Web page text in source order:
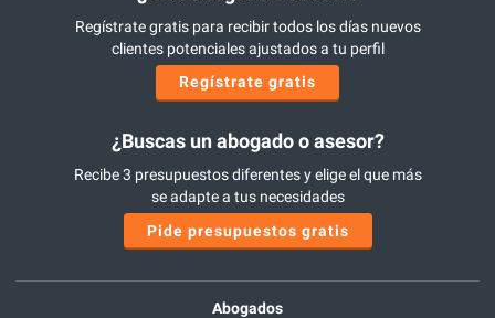
Regístrate gratis para recibir todos los días nuevos
clientes potenciales ajustados a tu perfil
Regístrate gratis
¿Buscas un abogado o asesor?
Recibe 3 presupuestos diferentes y elige el que más
se adapte a tus necesidades
Pide presupuestos gratis
Abogados